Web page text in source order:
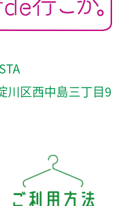
川区西中島三丁目9